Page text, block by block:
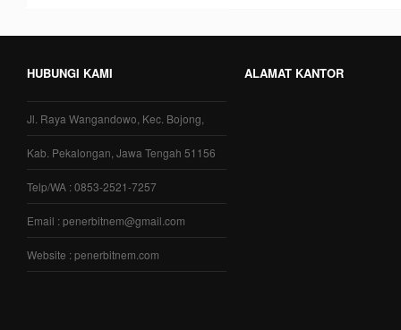
HUBUNGI KAMI
Jl. Raya Wangandowo, Kec. Bojong,
Kab. Pekalongan, Jawa Tengah 51156
Telp/WA : 0853-2521-7257
Email : penerbitnem@gmail.com
Website : penerbitnem.com
ALAMAT KANTOR